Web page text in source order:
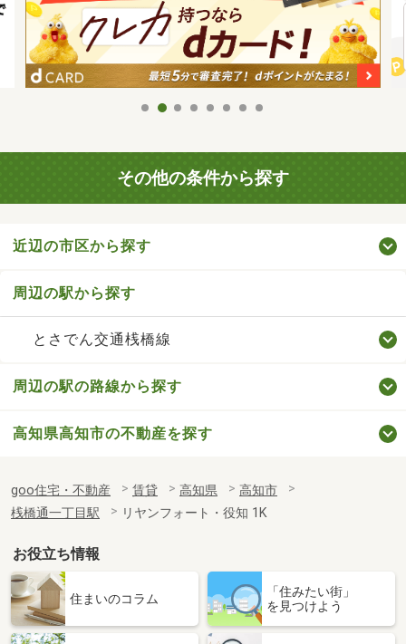
その他の条件から探す
近辺の市区から探す
周辺の駅から探す
とさでん交通桟橋線
周辺の駅の路線から探す
高知県高知市の不動産を探す
goo住宅・不動産 賃貸 高知県
高知市
桟橋通一丁目駅
リヤンフォート・役知 1K
お役立ち情報
住まいのコラム
「住みたい街」
を見つけよう